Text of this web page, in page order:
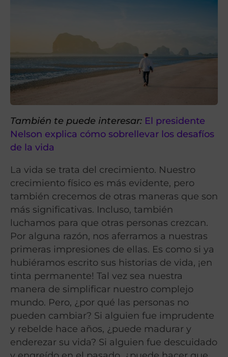
También te puede interesar: El presidente
Nelson explica cómo sobrellevar los desafíos
de la vida
La vida se trata del crecimiento. Nuestro
crecimiento físico es más evidente, pero
también crecemos de otras maneras que son
más significativas. Incluso, también
luchamos para que otras personas crezcan.
Por alguna razón, nos aferramos a nuestras
primeras impresiones de ellas. Es como si ya
hubiéramos escrito sus historias de vida, ¡en
tinta permanente! Tal vez sea nuestra
manera de simplificar nuestro complejo
mundo. Pero, ¿por qué las personas no
pueden cambiar? Si alguien fue imprudente
y rebelde hace años, ¿puede madurar y
enderezar su vida? Si alguien fue descuidado